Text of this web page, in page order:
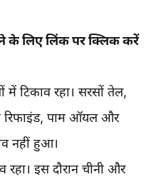
के लिए लिंक पर क्लिक करें
में टिकाव रहा। सरसों तेल,
पाम ऑयल और
नहीं हुआ।
इस दौरान चीनी और